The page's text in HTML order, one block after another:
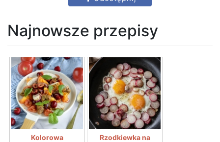
Najnowsze przepisy
Kolorowa
Rzodkiewka na